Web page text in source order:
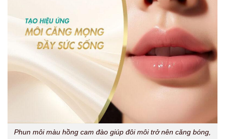
Phun môi màu hồng cam đào giúp đôi môi trở nên căng bóng,